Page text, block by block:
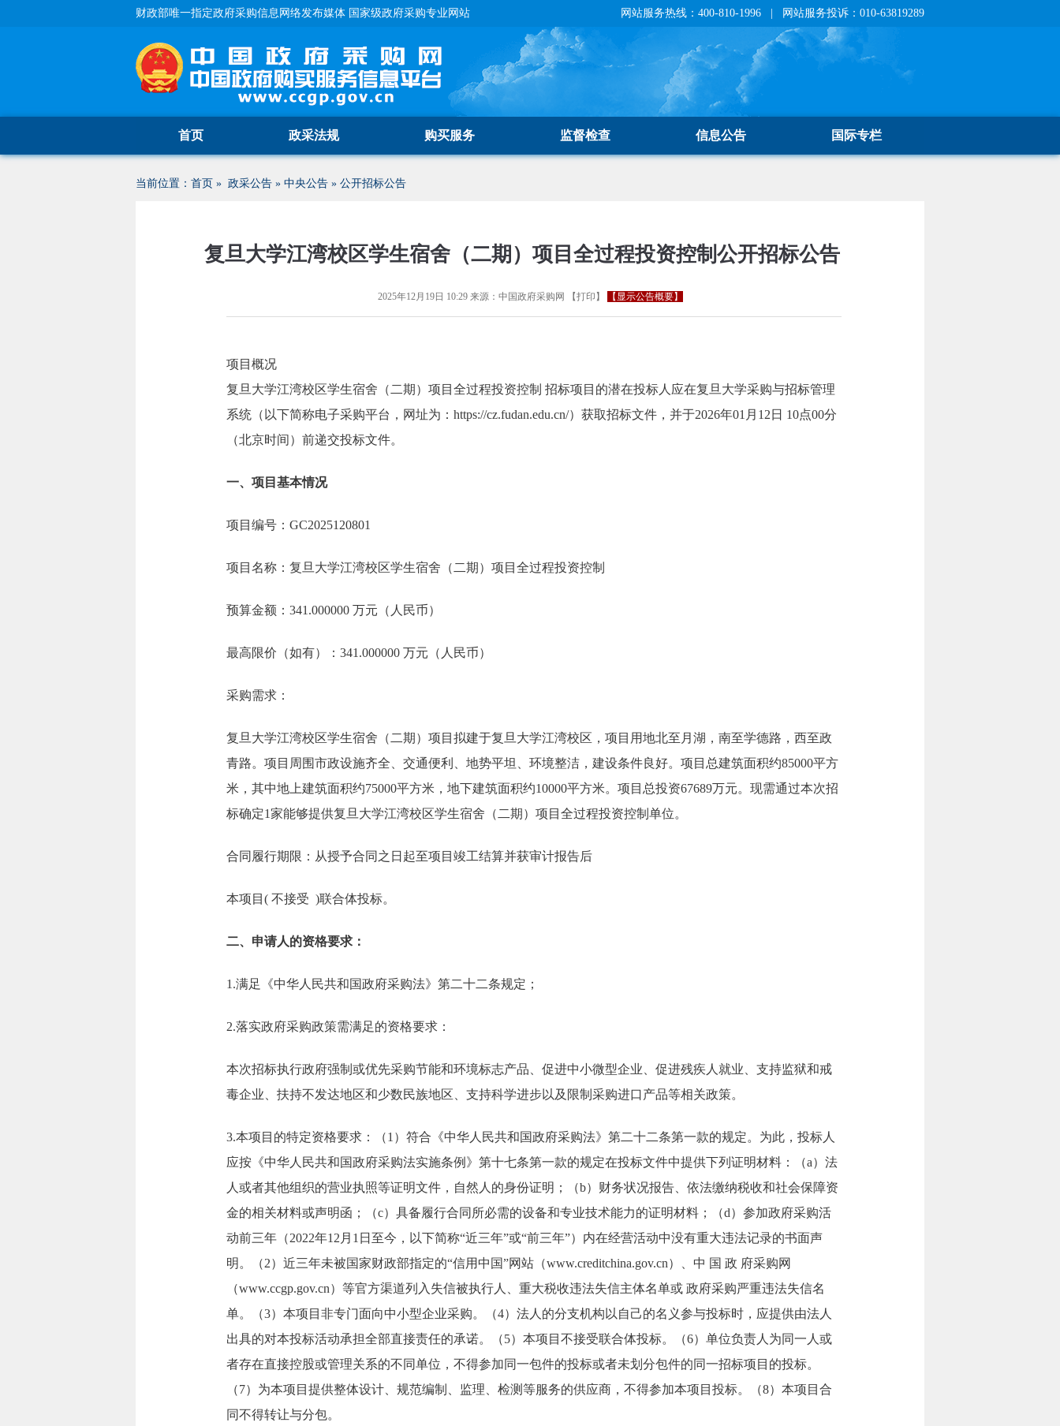
财政部唯一指定政府采购信息网络发布媒体 国家级政府采购专业网站 网站服务热线：400-810-1996 | 网站服务投诉：010-63819289
首页 政采法规 购买服务 监督检查 信息公告 国际专栏
当前位置： 首页 » 政采公告 » 中央公告 » 公开招标公告
复旦大学江湾校区学生宿舍（二期）项目全过程投资控制公开招标公告
2025年12月19日 10:29来源： 中国政府采购网 【打印 】 【显示公告概要】
项目概况
复旦大学江湾校区学生宿舍（二期）项目全过程投资控制 招标项目的潜在投标人应在复旦大学采购与招标管理
系统（以下简称电子采购平台，网址为：https://cz.fudan.edu.cn/）获取招标文件，并于2026年01月12日 10点00分
（北京时间）前递交投标文件。
一、项目基本情况
项目编号：GC2025120801
项目名称：复旦大学江湾校区学生宿舍（二期）项目全过程投资控制
预算金额：341.000000 万元（人民币）
最高限价（如有）：341.000000 万元（人民币）
采购需求：
复旦大学江湾校区学生宿舍（二期）项目拟建于复旦大学江湾校区，项目用地北至月湖，南至学德路，西至政
青路。项目周围市政设施齐全、交通便利、地势平坦、环境整洁，建设条件良好。项目总建筑面积约85000平方
米，其中地上建筑面积约75000平方米，地下建筑面积约10000平方米。项目总投资67689万元。现需通过本次招
标确定1家能够提供复旦大学江湾校区学生宿舍（二期）项目全过程投资控制单位。
合同履行期限：从授予合同之日起至项目竣工结算并获审计报告后
本项目( 不接受 )联合体投标。
二、申请人的资格要求：
1.满足《中华人民共和国政府采购法》第二十二条规定；
2.落实政府采购政策需满足的资格要求：
本次招标执行政府强制或优先采购节能和环境标志产品、促进中小微型企业、促进残疾人就业、支持监狱和戒
毒企业、扶持不发达地区和少数民族地区、支持科学进步以及限制采购进口产品等相关政策。
3.本项目的特定资格要求：（1）符合《中华人民共和国政府采购法》第二十二条第一款的规定。为此，投标人
应按《中华人民共和国政府采购法实施条例》第十七条第一款的规定在投标文件中提供下列证明材料：（a）法
人或者其他组织的营业执照等证明文件，自然人的身份证明；（b）财务状况报告、依法缴纳税收和社会保障资
金的相关材料或声明函；（c）具备履行合同所必需的设备和专业技术能力的证明材料；（d）参加政府采购活
动前三年（2022年12月1日至今，以下简称“近三年”或“前三年”）内在经营活动中没有重大违法记录的书面声
明。（2）近三年未被国家财政部指定的“信用中国”网站（www.creditchina.gov.cn）、中 国 政 府采购网
（www.ccgp.gov.cn）等官方渠道列入失信被执行人、重大税收违法失信主体名单或 政府采购严重违法失信名
单。（3）本项目非专门面向中小型企业采购。（4）法人的分支机构以自己的名义参与投标时，应提供由法人
出具的对本投标活动承担全部直接责任的承诺。（5）本项目不接受联合体投标。（6）单位负责人为同一人或
者存在直接控股或管理关系的不同单位，不得参加同一包件的投标或者未划分包件的同一招标项目的投标。
（7）为本项目提供整体设计、规范编制、监理、检测等服务的供应商，不得参加本项目投标。（8）本项目合
同不得转让与分包。